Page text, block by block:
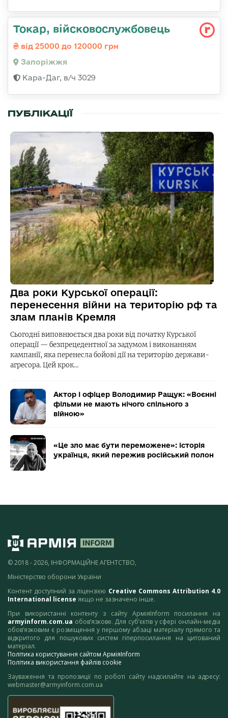
Токар, війсковослужбовець
від 25000 до 120000 грн
Запоріжжя
Кара-Даг, в/ч 3029
ПУБЛІКАЦІЇ
Два роки Курської операції:
перенесення війни на територію рф та
злам планів Кремля
Сьогодні виповнюється два роки від початку Курської
операції — безпрецедентної за задумом і виконанням
кампанії, яка перенесла бойові дії на територію держави-
агресора. Цей крок…
Актор і офіцер Володимир Ращук: «Воєнні
фільми не мають нічого спільного з
війною»
«Це зло має бути переможене»: історія
українця, який пережив російський полон
© 2018 - 2026, ІНФОРМАЦІЙНЕ АГЕНТСТВО,
Міністерство оборони України
Контент доступний за ліцензією Creative Commons Attribution 4.0
International license якщо не зазначено інше.
При використанні контенту з сайту АрміяInform посилання на
armyinform.com.ua обов’язкове. Для суб’єктів у сфері онлайн-медіа
обов’язковим є розміщення у першому абзаці матеріалу прямого та
відкритого для пошукових систем гіперпосилання на цитований
матеріал.
Політика користування сайтом АрміяInform
Політика використання файлів cookie
Зауваження та пропозиції по роботі сайту надсилайте на адресу:
webmaster@armyinform.com.ua